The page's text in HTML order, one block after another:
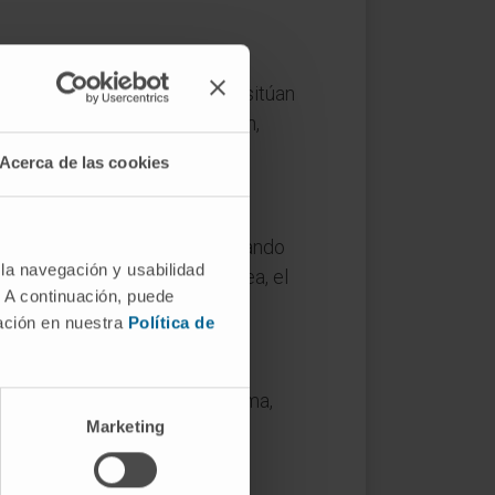
Acerca de las cookies
navegación y usabilidad
continuación, puede
en nuestra Política de
Marketing
Las series clásicas sitúan
y, en muchos casos, punción,
que su entorno, reflejando
En la práctica tiroidea, el
sospecha clínica.
emisión de fotones gamma,
medida térmica.